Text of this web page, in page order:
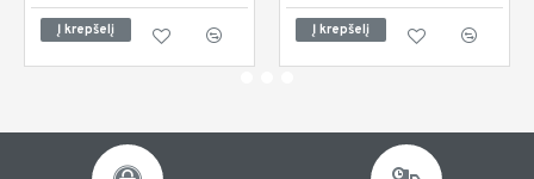
Į krepšelį Į krepšelį